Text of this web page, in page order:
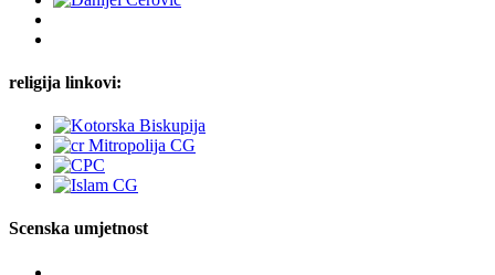
religija linkovi:
Scenska umjetnost